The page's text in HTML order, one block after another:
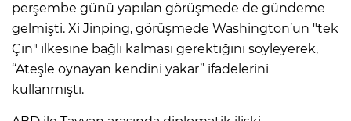
perşembe günü yapılan görüşmede de gündeme
gelmişti. Xi Jinping, görüşmede Washington’un "tek
Çin" ilkesine bağlı kalması gerektiğini söyleyerek,
‘‘Ateşle oynayan kendini yakar’’ ifadelerini
kullanmıştı.